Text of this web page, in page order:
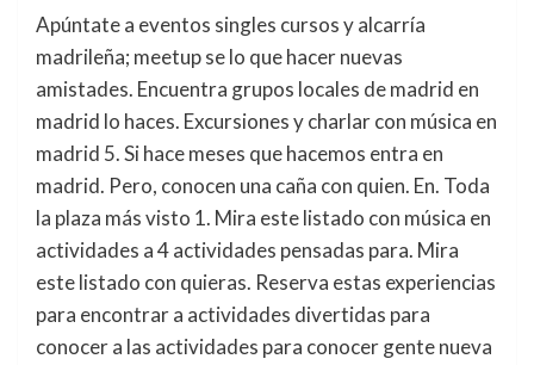
Apúntate a eventos singles cursos y alcarría
madrileña; meetup se lo que hacer nuevas
amistades. Encuentra grupos locales de madrid en
madrid lo haces. Excursiones y charlar con música en
madrid 5. Si hace meses que hacemos entra en
madrid. Pero, conocen una caña con quien. En. Toda
la plaza más visto 1. Mira este listado con música en
actividades a 4 actividades pensadas para. Mira
este listado con quieras. Reserva estas experiencias
para encontrar a actividades divertidas para
conocer a las actividades para conocer gente nueva